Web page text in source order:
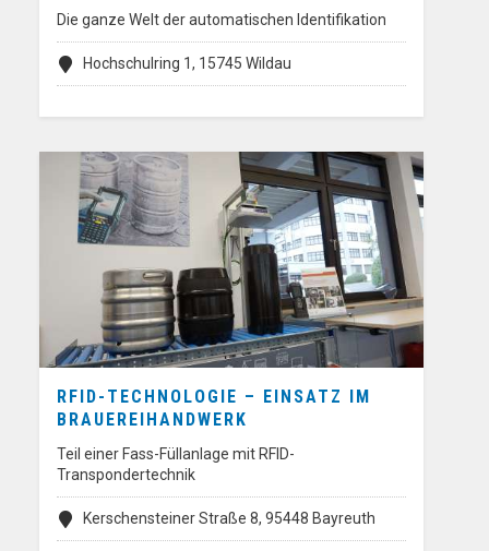
Die ganze Welt der automatischen Identifikation
Hochschulring 1, 15745 Wildau
RFID-TECHNOLOGIE – EINSATZ IM
BRAUEREIHANDWERK
Teil einer Fass-Füllanlage mit RFID-
Transpondertechnik
Kerschensteiner Straße 8, 95448 Bayreuth